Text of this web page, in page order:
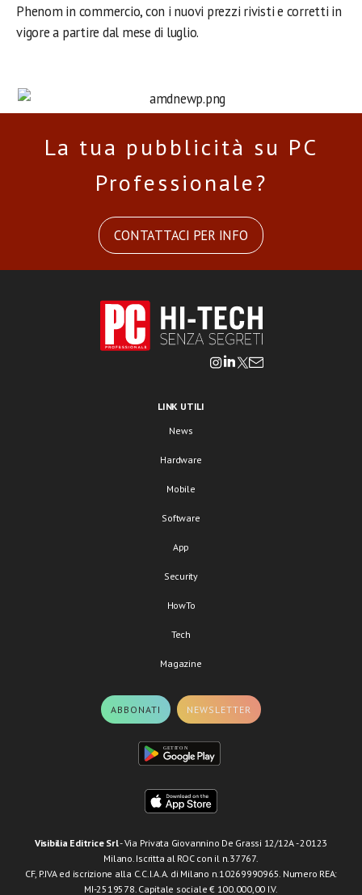
Phenom in commercio, con i nuovi prezzi rivisti e corretti in
vigore a partire dal mese di luglio.
La tua pubblicità su PC
Professionale?
CONTATTACI PER INFO
LINK UTILI
News
Hardware
Mobile
Software
App
Security
HowTo
Tech
Magazine
ABBONATI NEWSLETTER
Visibilia Editrice Srl- Via Privata Giovannino De Grassi 12/12A - 20123
Milano. Iscritta al ROC con il n.37767.
CF, P.IVA ed iscrizione alla C.C.I.A.A. di Milano n.10269990965. Numero REA:
MI-2519578. Capitale sociale € 100.000,00 I.V.